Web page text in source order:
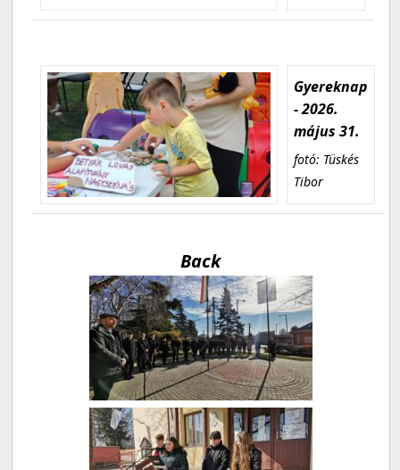
Gyereknap
- 2026.
május 31.
fotó: Tüskés
Tibor
Back